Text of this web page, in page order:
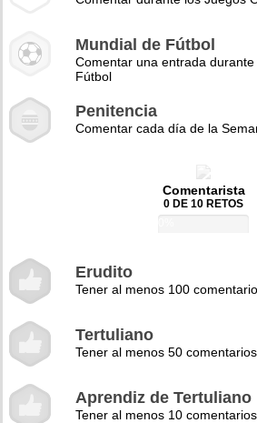
Mundial de Fútbol
Comentar una entrada
Fútbol
Penitencia
Comentar cada día de la
Comentarista
0 DE 10 RETOS
Erudito
Tener al menos 100
Tertuliano
Tener al menos 50
Aprendiz de Tertuliano
Tener al menos 10